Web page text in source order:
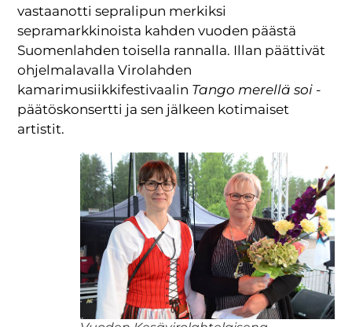
vastaanotti sepralipun merkiksi
sepramarkkinoista kahden vuoden päästä
Suomenlahden toisella rannalla. Illan päättivät
ohjelmalavalla Virolahden
kamarimusiikkifestivaalin Tango merellä soi -
päätöskonsertti ja sen jälkeen kotimaiset
artistit.